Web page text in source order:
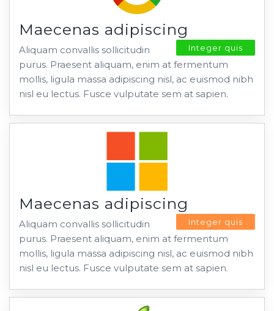
Maecenas adipiscing
Integer quis
Aliquam convallis sollicitudin
purus. Praesent aliquam, enim at fermentum
mollis, ligula massa adipiscing nisl, ac euismod nibh
nisl eu lectus. Fusce vulputate sem at sapien.
Maecenas adipiscing
Integer quis
Aliquam convallis sollicitudin
purus. Praesent aliquam, enim at fermentum
mollis, ligula massa adipiscing nisl, ac euismod nibh
nisl eu lectus. Fusce vulputate sem at sapien.